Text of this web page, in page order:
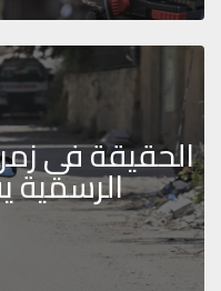
الحقيقة في
الرسمية